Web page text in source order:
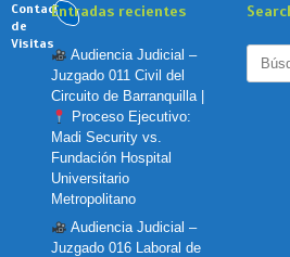
Contador
de
Visitas
Entradas recientes
Audiencia Judicial –
Juzgado 011 Civil del
Circuito de Barranquilla |
Proceso Ejecutivo:
Madi Security vs.
Fundación Hospital
Universitario
Metropolitano
Audiencia Judicial –
Juzgado 016 Laboral de
Buscar: